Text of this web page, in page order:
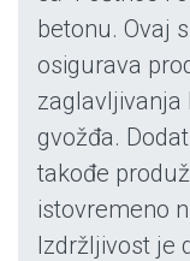
betonu. Ovaj
osigurava
zaglavljivanja
gvožđa.
takođe
istovremeno
Izdržljivost je